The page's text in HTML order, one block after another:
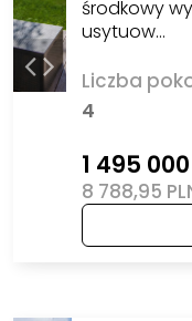
środkowy
usytuow…
Liczba
4
1 495 000
8 788,95